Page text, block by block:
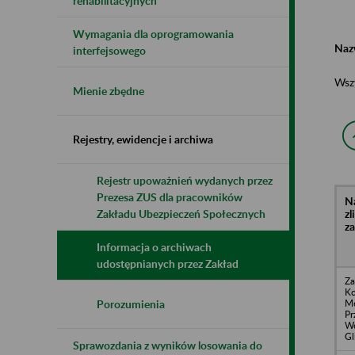
Wymagania dla oprogramowania
interfejsowego
Mienie zbędne
Rejestry, ewidencje i archiwa
Rejestr upoważnień wydanych przez
Prezesa ZUS dla pracowników
Zakładu Ubezpieczeń Społecznych
Informacja o archiwach
udostępnianych przez Zakład
Porozumienia
Sprawozdania z wyników losowania do